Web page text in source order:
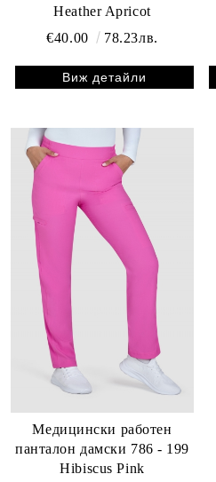
Heather Apricot
€40.00
78.23лв.
Виж детайли
Медицински работен
панталон дамски 786 - 199
Hibiscus Pink